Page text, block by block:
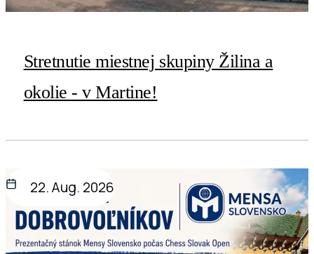
Stretnutie miestnej skupiny Žilina a
okolie - v Martine!
22. Aug. 2026